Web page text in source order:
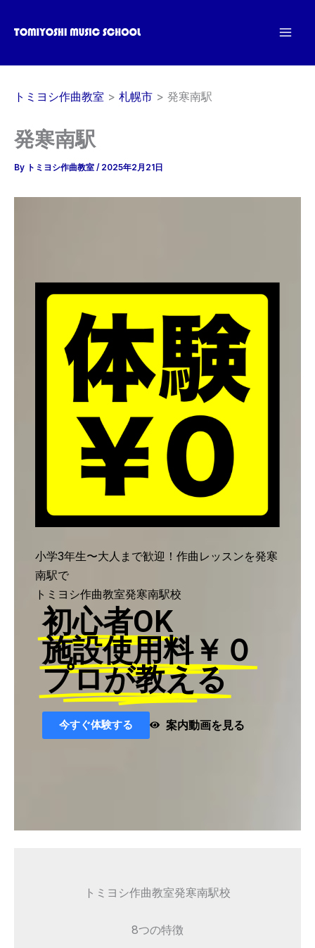
ス
トミヨシ作曲教室 札幌市 発寒南駅
発寒南駅
By トミヨシ作曲教室 / 2025年2月21日
小学3年生〜大人まで歓迎！作曲レッスンを発寒
南駅で
トミヨシ作曲教室発寒南駅校
初心者OK
施設使用料￥０
プロが教える
今すぐ体験する 案内動画を見る
トミヨシ作曲教室発寒南駅校
8つの特徴